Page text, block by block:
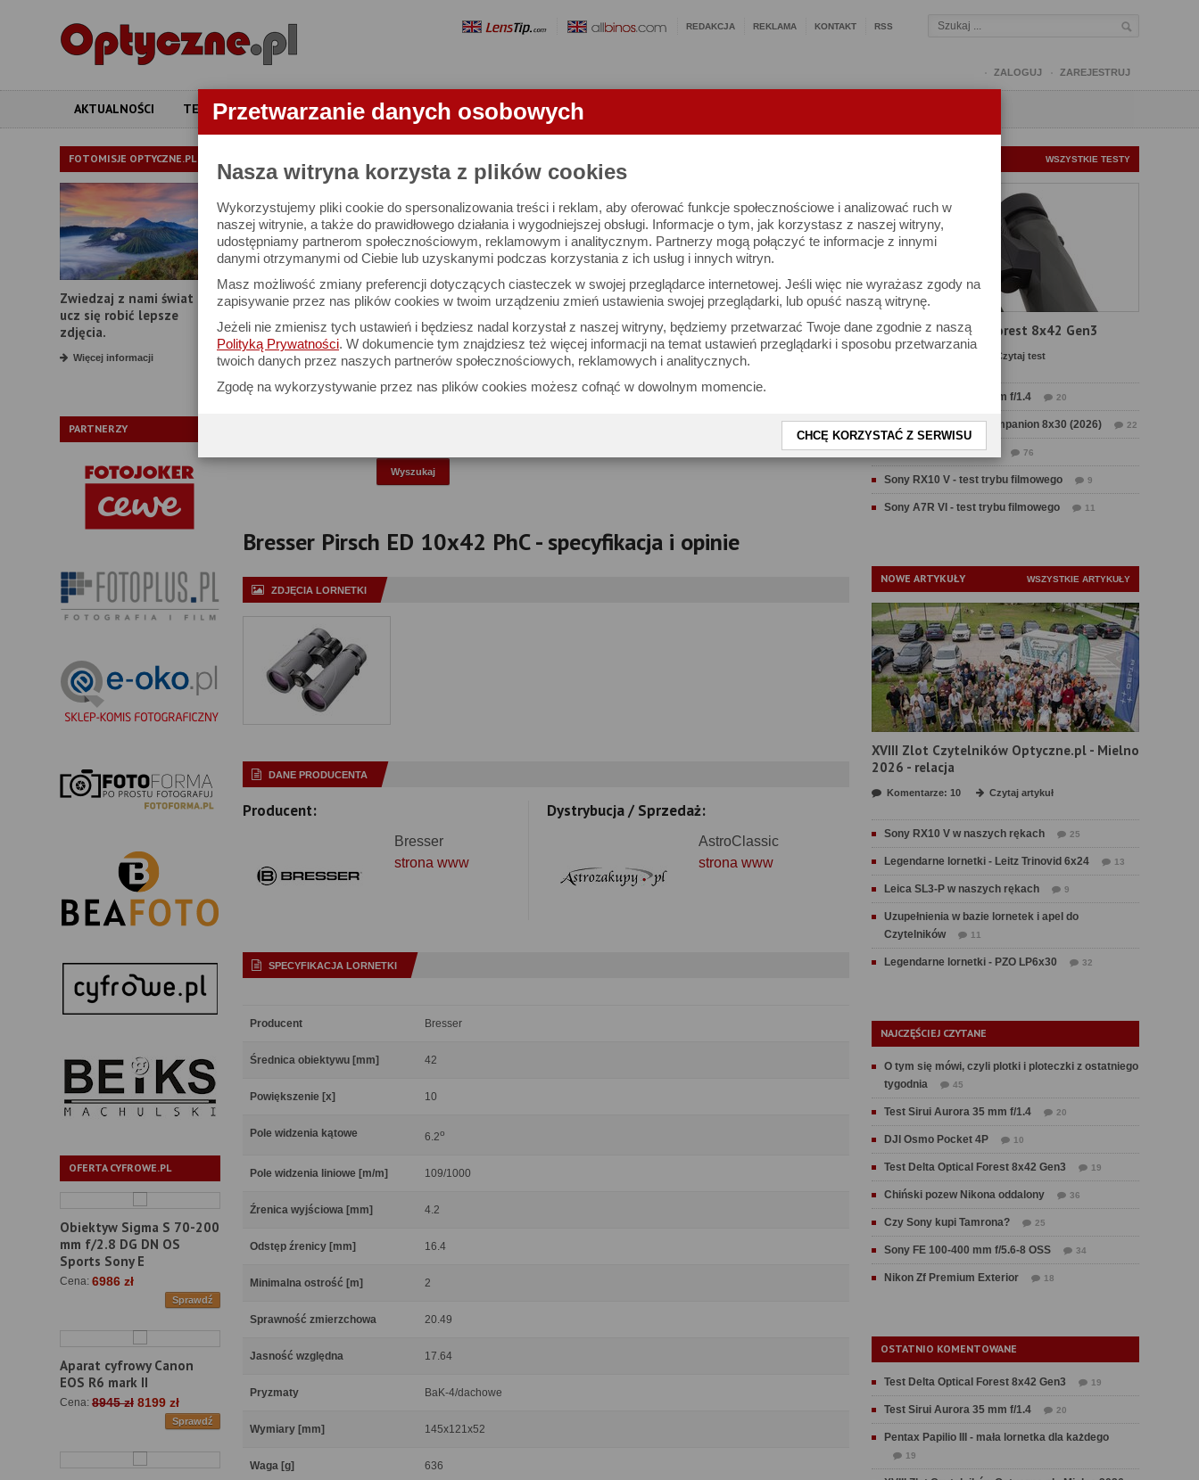
Przetwarzanie danych osobowych
Nasza witryna korzysta z plików cookies
Wykorzystujemy pliki cookie do spersonalizowania treści i reklam, aby oferować funkcje społecznościowe i analizować ruch w
naszej witrynie, a także do prawidłowego działania i wygodniejszej obsługi. Informacje o tym, jak korzystasz z naszej witryny,
udostępniamy partnerom społecznościowym, reklamowym i analitycznym. Partnerzy mogą połączyć te informacje z innymi
danymi otrzymanymi od Ciebie lub uzyskanymi podczas korzystania z ich usług i innych witryn.
Masz możliwość zmiany preferencji dotyczących ciasteczek w swojej przeglądarce internetowej. Jeśli więc nie wyrażasz zgody na
zapisywanie przez nas plików cookies w twoim urządzeniu zmień ustawienia swojej przeglądarki, lub opuść naszą witrynę.
Jeżeli nie zmienisz tych ustawień i będziesz nadal korzystał z naszej witryny, będziemy przetwarzać Twoje dane zgodnie z naszą
Polityką Prywatności. W dokumencie tym znajdziesz też więcej informacji na temat ustawień przeglądarki i sposobu przetwarzania
twoich danych przez naszych partnerów społecznościowych, reklamowych i analitycznych.
Zgodę na wykorzystywanie przez nas plików cookies możesz cofnąć w dowolnym momencie.
CHCĘ KORZYSTAĆ Z SERWISU
REDAKCJA REKLAMA KONTAKT RSS
ZALOGUJ ZAREJESTRUJ
AKTUALNOŚCI TESTY ARTYKUŁY APARATY OBIEKTYWY LORNETKI
FOTOMISJE OPTYCZNE.PL
Zwiedzaj z nami świat i
ucz się robić lepsze
zdjęcia.
Więcej informacji
PARTNERZY
OFERTA CYFROWE.PL
Obiektyw Sigma S 70-200
mm f/2.8 DG DN OS
Sports Sony E
Cena: 6986 zł
Sprawdź
Aparat cyfrowy Canon
EOS R6 mark II
Cena: 8945 zł 8199 zł
Sprawdź
LORNETKI
W bazie znajduje się 2996 lornetek i 1581 ocen.
Możesz też zrobić
własne porównanie lornetek
Porównaj lornetki
Proszę podać interesujące Cię parametry
Producent:
Model:
Średnica obiektywu:
Bresser Pirsch ED 10x42 PhC - specyfikacja i opinie
ZDJĘCIA LORNETKI
DANE PRODUCENTA
Producent:
Bresser
strona www
Dystrybucja / Sprzedaż:
AstroClassic
strona www
SPECYFIKACJA LORNETKI
Producent Bresser
Średnica obiektywu [mm] 42
Powiększenie [x] 10
Pole widzenia kątowe 6.2o
Pole widzenia liniowe [m/m] 109/1000
Źrenica wyjściowa [mm] 4.2
Odstęp źrenicy [mm] 16.4
Minimalna ostrość [m] 2
Sprawność zmierzchowa 20.49
Jasność względna 17.64
Pryzmaty BaK-4/dachowe
Wymiary [mm] 145x121x52
Waga [g] 636
WSZYSTKIE TESTY
Test Delta Optical Forest 8x42 Gen3
Czytaj test
Test Sirui Aurora 35 mm f/1.4 20
Test Swarovski CL Companion 8x30 (2026) 22
Test Fujifilm GFX 100 II 76
Sony RX10 V - test trybu filmowego 9
Sony A7R VI - test trybu filmowego 11
NOWE ARTYKUŁY WSZYSTKIE ARTYKUŁY
XVIII Zlot Czytelników Optyczne.pl - Mielno
2026 - relacja
Komentarze: 10 Czytaj artykuł
Sony RX10 V w naszych rękach 25
Legendarne lornetki - Leitz Trinovid 6x24 13
Leica SL3-P w naszych rękach 9
Uzupełnienia w bazie lornetek i apel do
Czytelników
11
Legendarne lornetki - PZO LP6x30 32
NAJCZĘŚCIEJ CZYTANE
O tym się mówi, czyli plotki i ploteczki z ostatniego
tygodnia
45
Test Sirui Aurora 35 mm f/1.4 20
DJI Osmo Pocket 4P 10
Test Delta Optical Forest 8x42 Gen3 19
Chiński pozew Nikona oddalony 36
Czy Sony kupi Tamrona? 25
Sony FE 100-400 mm f/5.6-8 OSS 34
Nikon Zf Premium Exterior 18
OSTATNIO KOMENTOWANE
Test Delta Optical Forest 8x42 Gen3 19
Test Sirui Aurora 35 mm f/1.4 20
Pentax Papilio III - mała lornetka dla każdego
19